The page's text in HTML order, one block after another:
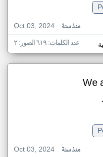
Oct 03, 2024
منذ سنة
عدد الكلمات: ٦١٩ الصور: ٢
We
Oct 03, 2024
منذ سنة